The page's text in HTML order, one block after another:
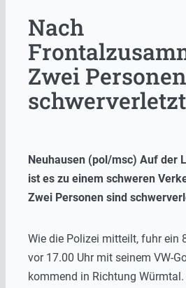
Nach
Zwei Personen
schwerverletzt
Neuhausen (pol/msc) Auf der
ist es zu einem schweren
Zwei Personen sind
Wie die Polizei mitteilt, fuhr ein
vor 17.00 Uhr mit seinem VW-
kommend in Richtung